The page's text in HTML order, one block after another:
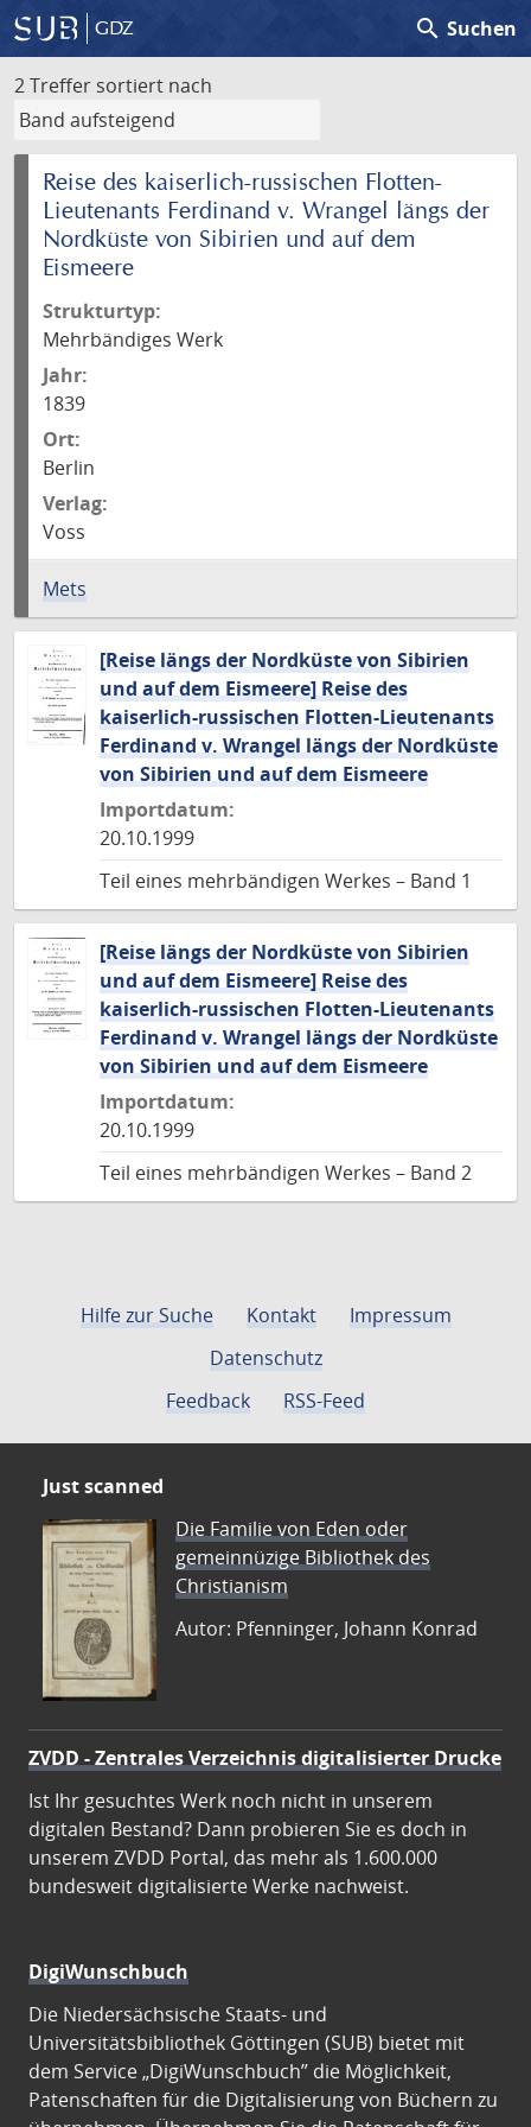
GDZ search Suchen
2 Treffer sortiert nach
Reise des kaiserlich-russischen Flotten-
Lieutenants Ferdinand v. Wrangel längs der
Nordküste von Sibirien und auf dem
Eismeere
Strukturtyp:
Mehrbändiges Werk
Jahr:
1839
Ort:
Berlin
Verlag:
Voss
Mets
[Reise längs der Nordküste von Sibirien
und auf dem Eismeere] Reise des
kaiserlich-russischen Flotten-Lieutenants
Ferdinand v. Wrangel längs der Nordküste
von Sibirien und auf dem Eismeere
Importdatum:
20.10.1999
Teil eines mehrbändigen Werkes – Band 1
[Reise längs der Nordküste von Sibirien
und auf dem Eismeere] Reise des
kaiserlich-russischen Flotten-Lieutenants
Ferdinand v. Wrangel längs der Nordküste
von Sibirien und auf dem Eismeere
Importdatum:
20.10.1999
Teil eines mehrbändigen Werkes – Band 2
Hilfe zur Suche Kontakt
Impressum
Datenschutz
Feedback
RSS-Feed
Just scanned
Die Familie von Eden oder
gemeinnüzige Bibliothek des
Christianism
Autor: Pfenninger, Johann Konrad
ZVDD - Zentrales Verzeichnis digitalisierter Drucke
Ist Ihr gesuchtes Werk noch nicht in unserem
digitalen Bestand? Dann probieren Sie es doch in
unserem ZVDD Portal, das mehr als 1.600.000
bundesweit digitalisierte Werke nachweist.
DigiWunschbuch
Die Niedersächsische Staats- und
Universitätsbibliothek Göttingen (SUB) bietet mit
dem Service „DigiWunschbuch” die Möglichkeit,
Patenschaften für die Digitalisierung von Büchern zu